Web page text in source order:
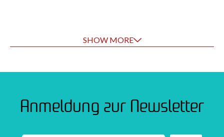
SHOW MORE
Anmeldung zur Newsletter